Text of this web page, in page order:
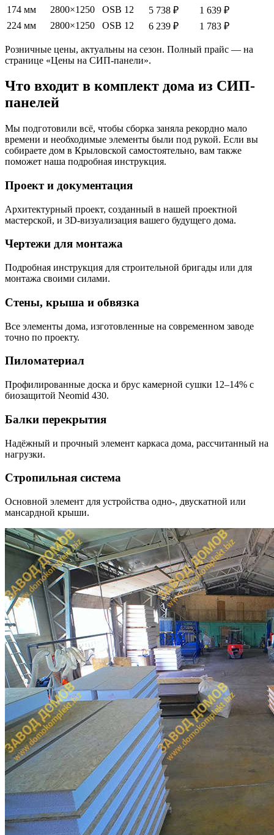
174 мм
2800×1250 OSB 12 5 738 ₽
1 639 ₽
224 мм
2800×1250 OSB 12 6 239 ₽ 1 783 ₽
Розничные цены, актуальны на сезон. Полный прайс — на
странице «Цены на СИП-панели».
Что входит в комплект дома из СИП-
панелей
Мы подготовили всё, чтобы сборка заняла рекордно мало
времени и необходимые элементы были под рукой. Если вы
собираете дом в Крыловской самостоятельно, вам также
поможет наша подробная инструкция.
Проект и документация
Архитектурный проект, созданный в нашей проектной
мастерской, и 3D-визуализация вашего будущего дома.
Чертежи для монтажа
Подробная инструкция для строительной бригады или для
монтажа своими силами.
Стены, крыша и обвязка
Все элементы дома, изготовленные на современном заводе
точно по проекту.
Пиломатериал
Профилированные доска и брус камерной сушки 12–14% с
биозащитой Neomid 430.
Балки перекрытия
Надёжный и прочный элемент каркаса дома, рассчитанный на
нагрузки.
Стропильная система
Основной элемент для устройства одно-, двускатной или
мансардной крыши.